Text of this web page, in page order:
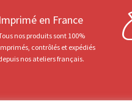
Imprimé en France
nos produits sont 100%
contrôlés et expédiés
nos ateliers français.